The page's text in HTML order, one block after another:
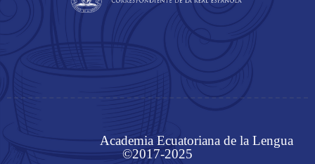
Academia Ecuatoriana de la Lengua
©2017-2025